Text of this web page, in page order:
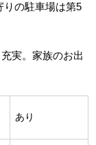
りの駐車場は第5
実。家族のお出
あり